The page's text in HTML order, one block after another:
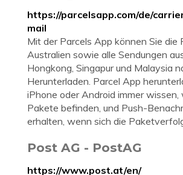
https://parcelsapp.com/de/
mail
Mit der Parcels App können Sie die
Australien sowie alle Sendungen
Hongkong, Singapur und Malaysia
Herunterladen. Parcel App
iPhone oder Android immer wissen,
Pakete befinden, und Push-
erhalten, wenn sich die
Post AG - PostAG
https://www.post.at/en/